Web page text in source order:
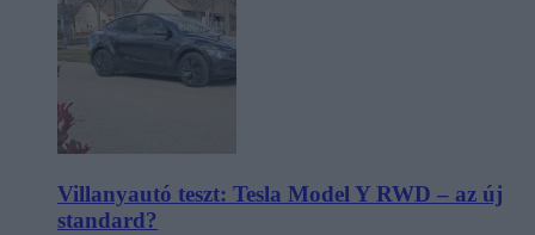
Villanyautó teszt: Tesla Model Y RWD – az új
standard?